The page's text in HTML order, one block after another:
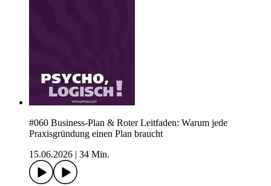
#060 Business-Plan & Roter Leitfaden: Warum jede
Praxisgründung einen Plan braucht
15.06.2026
34 Min.